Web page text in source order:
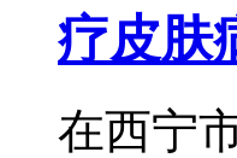
疗皮肤
在西宁